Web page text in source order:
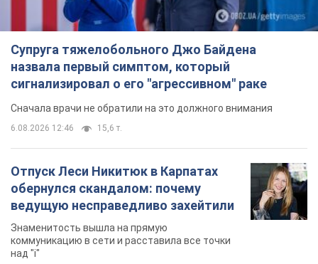
ведущую несправедливо захейтили
Знаменитость вышла на прямую
коммуникацию в сети и расставила все точки
над "i"
9 часов назад 12,4 т.
"Динамо" с победы стартовало в
квалификации Лиги конференций.
Видео
Матч прошел в Люблине
5 часов назад 1,8 т.